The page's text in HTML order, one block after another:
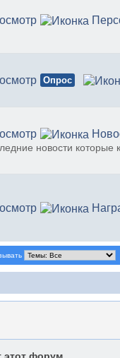
Опрос
новости которые